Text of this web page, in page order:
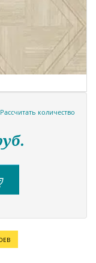
Рассчитать количество